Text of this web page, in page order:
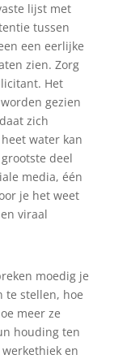
lijst met
tussen
een eerlijke
zien. Zorg
Het
gezien
zich
water kan
deel
media, één
je het weet
viraal
moedig je
te stellen, hoe
meer ze
houding ten
en